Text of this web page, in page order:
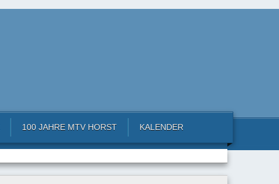
100 JAHRE MTV HORST KALENDER